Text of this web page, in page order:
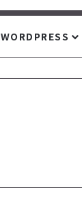
WORDPRESS